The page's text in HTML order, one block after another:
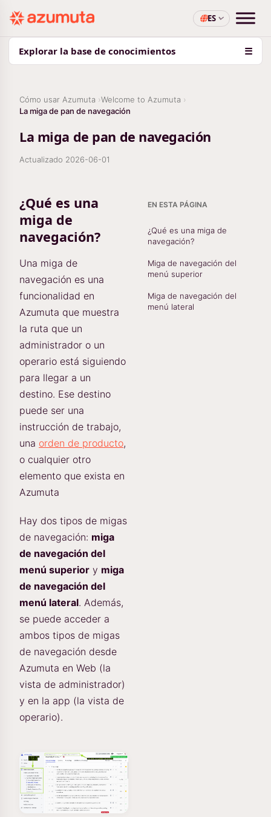
ES
Explorar la base de conocimientos ☰
Cómo usar Azumuta
Welcome to Azumuta
La miga de pan de navegación
La miga de pan de navegación
Actualizado 2026-06-01
¿Qué es una
miga de
navegación?
Una miga de
navegación es una
funcionalidad en
Azumuta que muestra
la ruta que un
administrador o un
operario está siguiendo
para llegar a un
destino. Ese destino
puede ser una
instrucción de trabajo,
una orden de producto,
o cualquier otro
elemento que exista en
Azumuta
Hay dos tipos de migas
de navegación: miga
de navegación del
menú superior y miga
de navegación del
menú lateral. Además,
se puede acceder a
ambos tipos de migas
de navegación desde
Azumuta en Web (la
vista de administrador)
y en la app (la vista de
operario).
EN ESTA PÁGINA
¿Qué es una miga de
navegación?
Miga de navegación del
menú superior
Miga de navegación del
menú lateral